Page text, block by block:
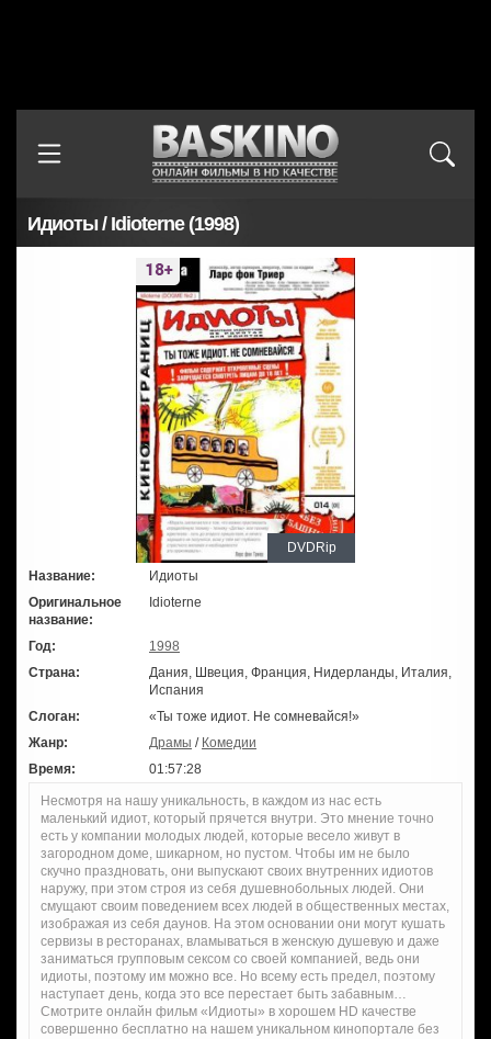
Идиоты / Idioterne (1998)
DVDRip
Название:
Идиоты
Оригинальное
название:
Idioterne
Год:
1998
Страна:
Дания, Швеция, Франция, Нидерланды, Италия,
Испания
Слоган:
«Ты тоже идиот. Не сомневайся!»
Жанр:
Драмы / Комедии
Время:
01:57:28
Несмотря на нашу уникальность, в каждом из нас есть
маленький идиот, который прячется внутри. Это мнение точно
есть у компании молодых людей, которые весело живут в
загородном доме, шикарном, но пустом. Чтобы им не было
скучно праздновать, они выпускают своих внутренних идиотов
наружу, при этом строя из себя душевнобольных людей. Они
смущают своим поведением всех людей в общественных местах,
изображая из себя даунов. На этом основании они могут кушать
сервизы в ресторанах, вламываться в женскую душевую и даже
заниматься групповым сексом со своей компанией, ведь они
идиоты, поэтому им можно все. Но всему есть предел, поэтому
наступает день, когда это все перестает быть забавным…
Смотрите онлайн фильм «Идиоты» в хорошем HD качестве
совершенно бесплатно на нашем уникальном кинопортале без